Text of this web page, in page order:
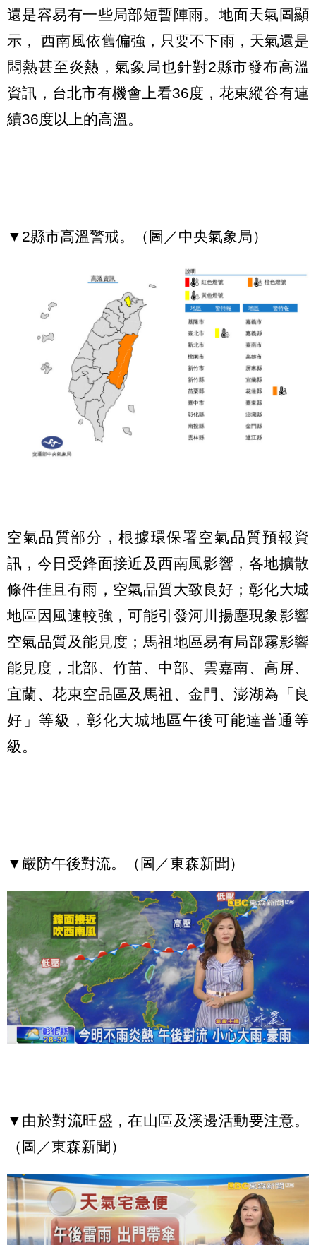
還是容易有一些局部短暫陣雨。地面天氣圖顯
示， 西南風依舊偏強，只要不下雨，天氣還是
悶熱甚至炎熱，氣象局也針對2縣市發布高溫
資訊，台北市有機會上看36度，花東縱谷有連
續36度以上的高溫。
▼2縣市高溫警戒。（圖／中央氣象局）
空氣品質部分，根據環保署空氣品質預報資
訊，今日受鋒面接近及西南風影響，各地擴散
條件佳且有雨，空氣品質大致良好；彰化大城
地區因風速較強，可能引發河川揚塵現象影響
空氣品質及能見度；馬祖地區易有局部霧影響
能見度，北部、竹苗、中部、雲嘉南、高屏、
宜蘭、花東空品區及馬祖、金門、澎湖為「良
好」等級，彰化大城地區午後可能達普通等
級。
▼嚴防午後對流。（圖／東森新聞）
▼由於對流旺盛，在山區及溪邊活動要注意。
（圖／東森新聞）